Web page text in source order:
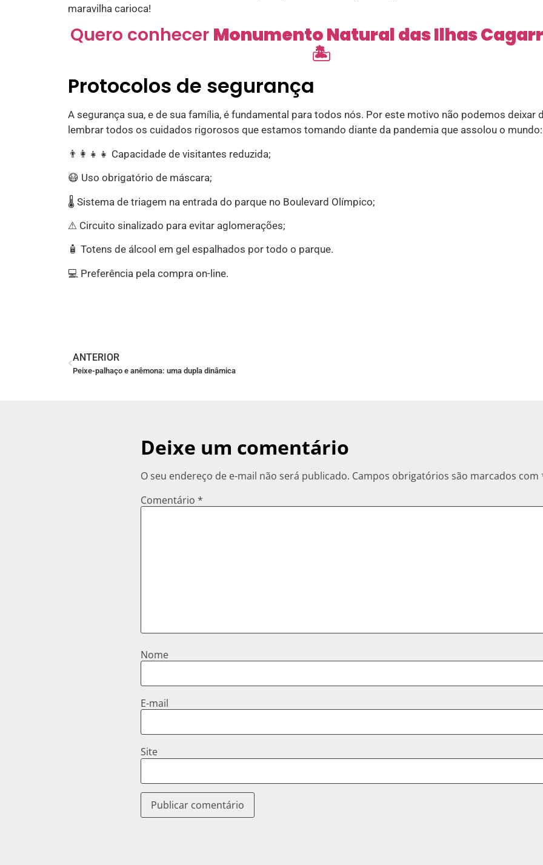
maravilha carioca!
Quero conhecer Monumento Natural das Ilhas
🏝
Protocolos de segurança
A segurança sua, e de sua família, é fundamental para todos nós. Por este motivo não podemos deixar
lembrar todos os cuidados rigorosos que estamos tomando diante da pandemia que assolou o mundo:
👨‍👩‍👧‍👧 Capacidade de visitantes reduzida;
😷 Uso obrigatório de máscara;
🌡 Sistema de triagem na entrada do parque no Boulevard Olímpico;
⚠ Circuito sinalizado para evitar aglomerações;
🧴 Totens de álcool em gel espalhados por todo o parque.
💻 Preferência pela compra on-line.
ANTERIOR
Peixe-palhaço e anêmona: uma dupla dinâmica
Deixe um comentário
O seu endereço de e-mail não será publicado. Campos obrigatórios são marcados com
Comentário *
Nome
E-mail
Site